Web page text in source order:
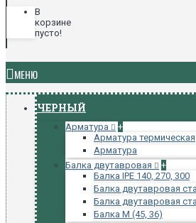
В
корзине
пусто!
МЕНЮ
ЧЕРНЫЙ
Арматура
+
Арматура термическая
Арматура
Балка двутавровая
+
Балка IPE 140, 270, 300
Балка двутавровая
Балка двутавровая
Балка М (45, 36)